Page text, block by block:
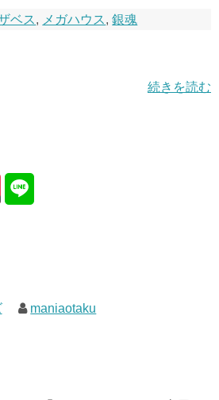
ベス, メガハウス,銀魂
続きを読む
maniaotaku